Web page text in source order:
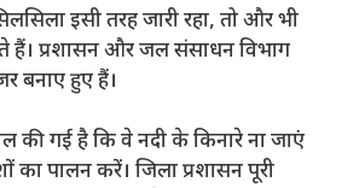
इसी तरह जारी रहा, तो और भी
प्रशासन और जल संसाधन विभाग
बनाए हुए हैं।
की गई है कि वे नदी के किनारे ना जाएं
का पालन करें। जिला प्रशासन पूरी